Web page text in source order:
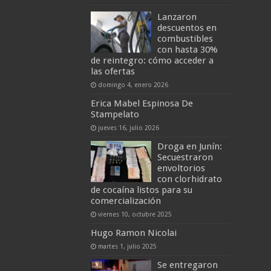
Lanzaron
descuentos en
combustibles
con hasta 30%
de reintegro: cómo acceder a
las ofertas
domingo 4, enero 2026
Erica Mabel Espinosa De
Stampelato
jueves 16, julio 2026
Droga en Junín:
Secuestraron
envoltorios
con clorhidrato
de cocaína listos para su
comercialización
viernes 10, octubre 2025
Hugo Ramon Nicolai
martes 1, julio 2025
Se entregaron